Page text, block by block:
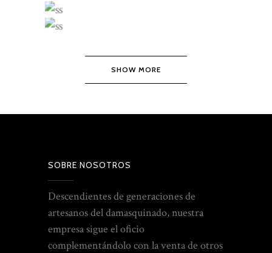
SHOW MORE
SOBRE NOSOTROS
Descendientes de generaciones de
artesanos del damasquinado, nuestra
empresa sigue el oficio
complementándolo con la venta de otros